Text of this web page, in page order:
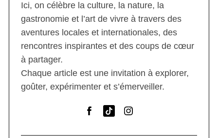
Ici, on célèbre la culture, la nature, la
gastronomie et l’art de vivre à travers des
aventures locales et internationales, des
rencontres inspirantes et des coups de cœur
à partager.
Chaque article est une invitation à explorer,
goûter, expérimenter et s’émerveiller.